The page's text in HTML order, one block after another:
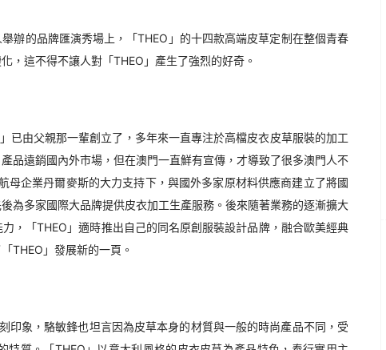
辦的品牌匯演秀場上，「THEO」的十四款高端皮草定制在整個青春
，這不得不讓人對「THEO」產生了強烈的好奇。
已由父親那一輩創立了，多年來一直專注於高檔皮衣皮草服裝的加工
品遠銷國內外市場，但在澳門一直鮮有宣傳，才導致了很多澳門人不
企業丹爾麥斯的大力支持下，與國外多家原材料供應商建立了將國
為多家國際大品牌提供皮衣加工生產服務。後來隨著業務的逐漸擴大
，「THEO」適時推出自己的同名原創服裝設計品牌，融合歐美經典
THEO」發展新的一頁。
印象，駱敏鋒也坦言因為皮草本身的材質與一般的時尚產品不同，受